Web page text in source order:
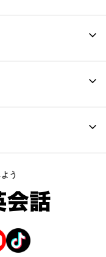
う